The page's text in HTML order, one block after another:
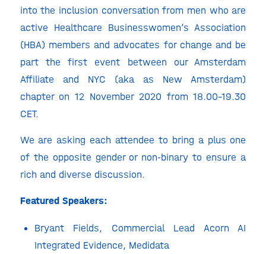
into the inclusion conversation from men who are
active Healthcare Businesswomen’s Association
(HBA) members and advocates for change and be
part the first event between our Amsterdam
Affiliate and NYC (aka as New Amsterdam)
chapter on 12 November 2020 from 18.00-19.30
CET.
We are asking each attendee to bring a plus one
of the opposite gender or non-binary to ensure a
rich and diverse discussion.
Featured Speakers:
Bryant Fields, Commercial Lead Acorn AI
Integrated Evidence, Medidata